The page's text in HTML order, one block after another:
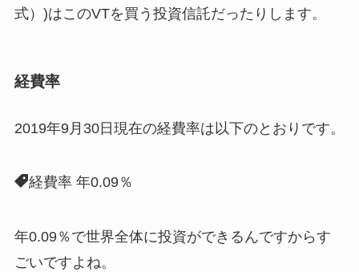
式）)はこのVTを買う投資信託だったりします。
経費率
2019年9月30日現在の経費率は以下のとおりです。
経費率 年0.09％
年0.09％で世界全体に投資ができるんですからす
ごいですよね。